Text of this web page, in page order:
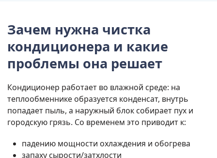
Зачем нужна чистка
кондиционера и какие
проблемы она решает
Кондиционер работает во влажной среде: на
теплообменнике образуется конденсат, внутрь
попадает пыль, а наружный блок собирает пух и
городскую грязь. Со временем это приводит к:
падению мощности охлаждения и обогрева
запаху сырости/затхлости